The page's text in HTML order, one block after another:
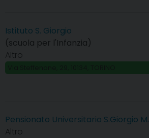
Istituto S. Giorgio
(scuola per l'Infanzia)
Altro
Pensionato Universitario S.Giorgio M.
Altro